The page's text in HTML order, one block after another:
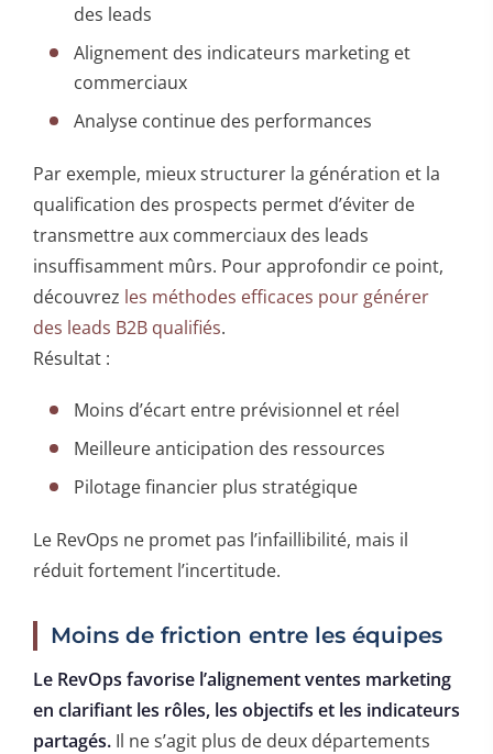
des leads
Alignement des indicateurs marketing et
commerciaux
Analyse continue des performances
Par exemple, mieux structurer la génération et la
qualification des prospects permet d’éviter de
transmettre aux commerciaux des leads
insuffisamment mûrs. Pour approfondir ce point,
découvrez les méthodes efficaces pour générer
des leads B2B qualifiés.
Résultat :
Moins d’écart entre prévisionnel et réel
Meilleure anticipation des ressources
Pilotage financier plus stratégique
Le RevOps ne promet pas l’infaillibilité, mais il
réduit fortement l’incertitude.
Moins de friction entre les équipes
Le RevOps favorise l’alignement ventes marketing
en clarifiant les rôles, les objectifs et les indicateurs
partagés. Il ne s’agit plus de deux départements